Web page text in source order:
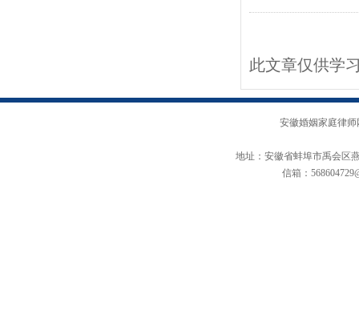
此文章仅供学
安徽婚姻家庭律师
地址：安徽省蚌埠市禹会区
信箱：